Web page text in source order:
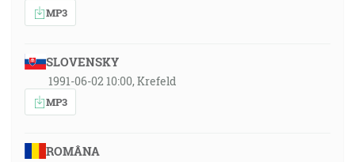
MP3
SLOVENSKY
1991-06-02 10:00, Krefeld
MP3
ROMÂNA